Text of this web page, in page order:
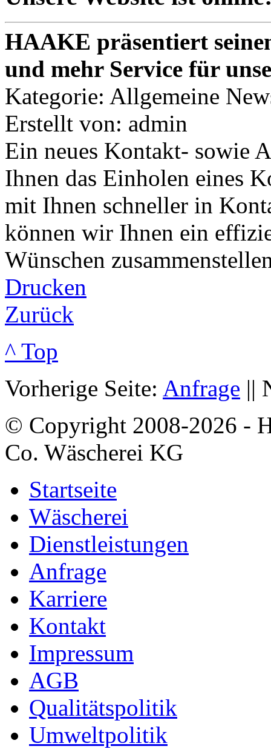
HAAKE präsentiert
und mehr Service für
Kategorie: Allgemeine
Erstellt von: admin
Ein neues Kontakt- sowie
Ihnen das Einholen eines
mit Ihnen schneller in
können wir Ihnen ein
Wünschen
Drucken
Zurück
^ Top
Vorherige Seite: Anfrage ||
© Copyright 2008-2026 -
Co. Wäscherei KG
Startseite
Wäscherei
Dienstleistungen
Anfrage
Karriere
Kontakt
Impressum
AGB
Qualitätspolitik
Umweltpolitik